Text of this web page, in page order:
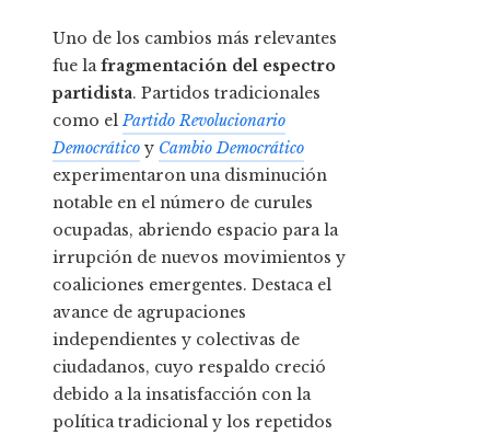
Uno de los cambios más relevantes
fue lafragmentación del espectro
partidista. Partidos tradicionales
como elPartido Revolucionario
Democrático y Cambio Democrático
experimentaron una disminución
notable en el número de curules
ocupadas, abriendo espacio para la
irrupción de nuevos movimientos y
coaliciones emergentes. Destaca el
avance de agrupaciones
independientes y colectivas de
ciudadanos, cuyo respaldo creció
debido a la insatisfacción con la
política tradicional y los repetidos